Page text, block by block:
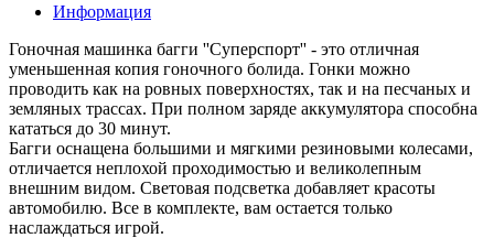
Информация
Гоночная машинка багги ''Суперспорт'' - это отличная
уменьшенная копия гоночного болида. Гонки можно
проводить как на ровных поверхностях, так и на песчаных и
земляных трассах. При полном заряде аккумулятора способна
кататься до 30 минут.
Багги оснащена большими и мягкими резиновыми колесами,
отличается неплохой проходимостью и великолепным
внешним видом. Световая подсветка добавляет красоты
автомобилю. Все в комплекте, вам остается только
наслаждаться игрой.